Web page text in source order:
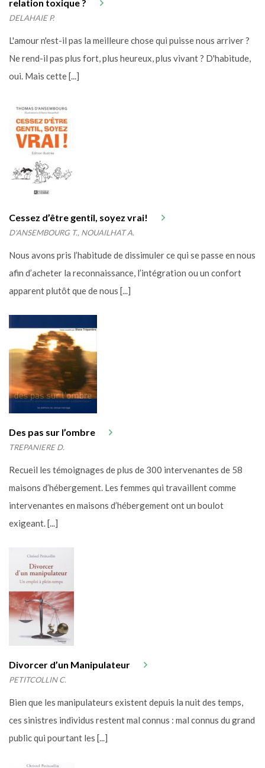
relation toxique ?
DELAHAIE P.
L'amour n'est-il pas la meilleure chose qui puisse nous arriver ?
Ne rend-il pas plus fort, plus heureux, plus vivant ? D'habitude,
oui. Mais cette [...]
Cessez d’être gentil, soyez vrai!
D'ANSEMBOURG T., NOUAILHAT A.
Nous avons pris l’habitude de dissimuler ce qui se passe en nous
afin d’acheter la reconnaissance, l’intégration ou un confort
apparent plutôt que de nous [...]
Des pas sur l’ombre
TREPANIERE D.
Recueil les témoignages de plus de 300 intervenantes de 58
maisons d’hébergement. Les femmes qui travaillent comme
intervenantes en maisons d’hébergement ont un boulot
exigeant. [...]
Divorcer d’un Manipulateur
PETITCOLLIN C.
Bien que les manipulateurs existent depuis la nuit des temps,
ces sinistres individus restent mal connus : mal connus du grand
public qui pourtant les [...]